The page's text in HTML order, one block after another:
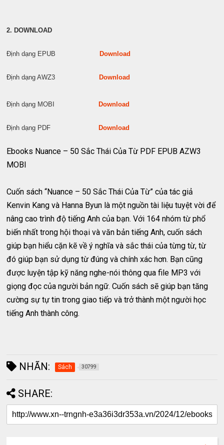
2. DOWNLOAD
Định dạng EPUBDownload
Định dạng AWZ3Download
Định dạng MOBIDownload
Định dạng PDFDownload
Ebooks Nuance – 50 Sắc Thái Của Từ PDF EPUB AZW3
MOBI
Cuốn sách “Nuance – 50 Sắc Thái Của Từ” của tác giả
Kenvin Kang và Hanna Byun là một nguồn tài liệu tuyệt vời để
nâng cao trình độ tiếng Anh của bạn. Với 164 nhóm từ phổ
biến nhất trong hội thoại và văn bản tiếng Anh, cuốn sách
giúp bạn hiểu cặn kẽ về ý nghĩa và sắc thái của từng từ, từ
đó giúp bạn sử dụng từ đúng và chính xác hơn. Bạn cũng
được luyện tập kỹ năng nghe-nói thông qua file MP3 với
giọng đọc của người bản ngữ. Cuốn sách sẽ giúp bạn tăng
cường sự tự tin trong giao tiếp và trở thành một người học
tiếng Anh thành công.
NHÃN: Sách 30799
SHARE: